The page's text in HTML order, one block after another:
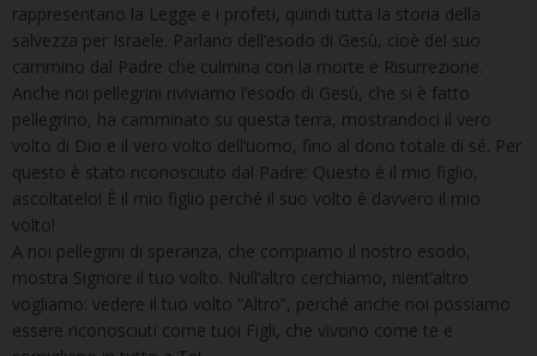
rappresentano la Legge e i profeti, quindi tutta la storia della
salvezza per Israele. Parlano dell’esodo di Gesù, cioè del suo
cammino dal Padre che culmina con la morte e Risurrezione.
Anche noi pellegrini riviviamo l’esodo di Gesù, che si è fatto
pellegrino, ha camminato su questa terra, mostrandoci il vero
volto di Dio e il vero volto dell’uomo, fino al dono totale di sé. Per
questo è stato riconosciuto dal Padre: Questo è il mio figlio,
ascoltatelo! È il mio figlio perché il suo volto è davvero il mio
volto!
A noi pellegrini di speranza, che compiamo il nostro esodo,
mostra Signore il tuo volto. Null’altro cerchiamo, nient’altro
vogliamo: vedere il tuo volto “Altro”, perché anche noi possiamo
essere riconosciuti come tuoi Figli, che vivono come te e